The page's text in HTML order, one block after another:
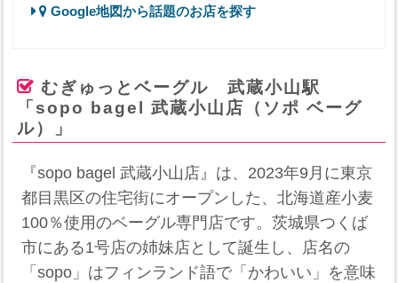
Google地図から話題のお店を探す
むぎゅっとベーグル 武蔵小山駅
「sopo bagel 武蔵小山店（ソポ ベーグ
ル）」
『sopo bagel 武蔵小山店』は、2023年9月に東京
都目黒区の住宅街にオープンした、北海道産小麦
100％使用のベーグル専門店です。茨城県つくば
市にある1号店の姉妹店として誕生し、店名の
「sopo」はフィンランド語で「かわいい」を意味